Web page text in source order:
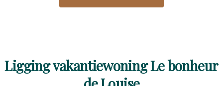
Ligging vakantiewoning Le bonheur